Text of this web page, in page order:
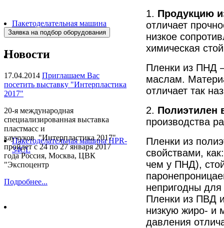
Пакетоделательная машина
BJAF+S 40*2M
Пакетоделательная машина HPR-
34CL
Новости
17.04.2014 Приглашаем Вас
посетить выставку "Интерпластика
2017"
20-я международная
специализированная выставка
пластмасс и
каучуков "Интерпластика 2017"
пройдет с 24 по 27 января 2017
года Россия, Москва, ЦВК
"Экспоцентр
Подробнее...
1. Продукцию
отличает
низкое
химическая
Пленки из ПНД
маслам.
отличает так
2. Полиэтилен
производства
Пленки из
свойствами,
чем у ПНД),
непригодны для
Пленки из ПВД
низкую жиро- и
давления